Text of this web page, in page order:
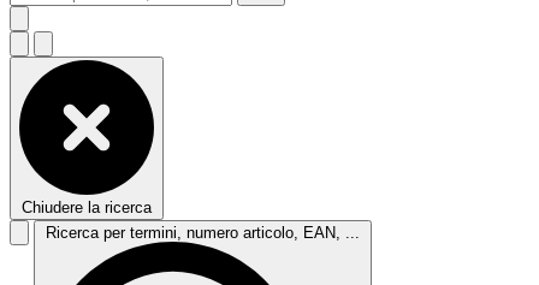
Chiudere la ricerca
Ricerca per termini, numero articolo, EAN, ...